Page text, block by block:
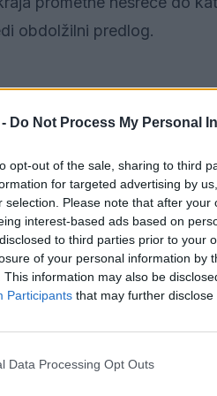
Do Not Process My Personal
opt-out of the sale, sharing to third
for targeted advertising by
selection. Please note that after
interest-based ads based on
to third parties prior to your
of your personal information by
This information may also be
Participants that may further
Data Processing Opt Outs
obdolžilni predlog.
in nas obvestil o
in opravila razgovor z
ima odgovorna oseba
da je videla hoditi ob
je hodila poleg njega. Na
na tej relaciji in oškodoval
Zanj bomo podali KO